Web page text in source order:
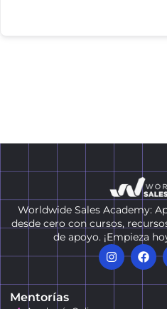
Worldwide Sales Academy:
desde cero con cursos,
de apoyo. ¡Empieza
Mentorías